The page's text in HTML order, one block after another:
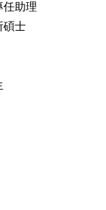
任助理
碩士